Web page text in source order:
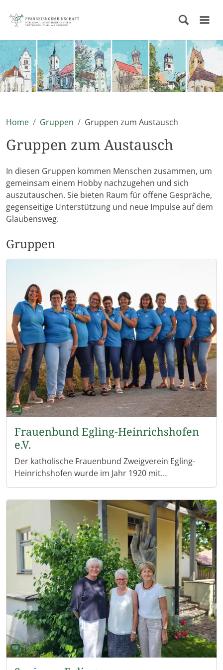
Home Gruppen Gruppen zum Austausch
Gruppen zum Austausch
In diesen Gruppen kommen Menschen zusammen, um
gemeinsam einem Hobby nachzugehen und sich
auszutauschen. Sie bieten Raum für offene Gespräche,
gegenseitige Unterstützung und neue Impulse auf dem
Glaubensweg.
Gruppen
Frauenbund Egling-Heinrichshofen
e.V.
Der katholische Frauenbund Zweigverein Egling-
Heinrichshofen wurde im Jahr 1920 mit
Unterstützung des geistlichen Rates H. H. Pfarrer
Leonhard Neureiter gegründet.
Der Zweigverein gehört dem Diözesanverband
Augsburg an, welcher wiederum dem Dachverband
Katholischer Deutscher Frauenbund (KDFB)
unterliegt.
Fest eingebunden in das Dorfleben engagieren sich
die Frauen in vielfältiger Weise. Es werden
Veranstaltungen in unterschiedlichsten Bereichen
angeboten.
Die Mitglieder treffen sich beispielsweise im
Fasching, beim gemeinsamen Frühstück, zu